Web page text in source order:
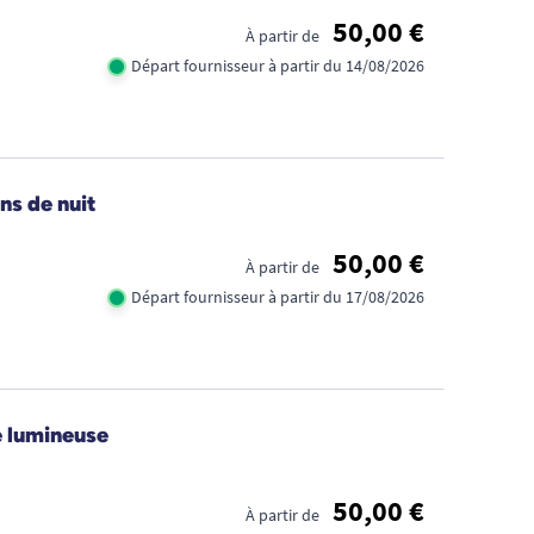
À partir de 50,00 €
Départ fournisseur à partir du 14/08/2026
de nuit
À partir de 50,00 €
Départ fournisseur à partir du 17/08/2026
À partir de 50,00 €